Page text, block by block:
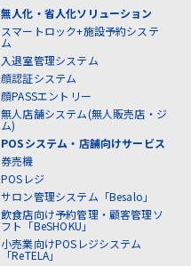
無人化・省人化ソリューション
スマートロック+施設予約システ
ム
入退室管理システム
顔認証システム
顔PASSエントリー
無人店舗システム(無人販売店・ジ
ム)
POSシステム・店舗向けサービス
券売機
POSレジ
サロン管理システム「Besalo」
飲食店向け予約管理・顧客管理ソ
フト「BeSHOKU」
小売業向けPOSレジシステム
「ReTELA」